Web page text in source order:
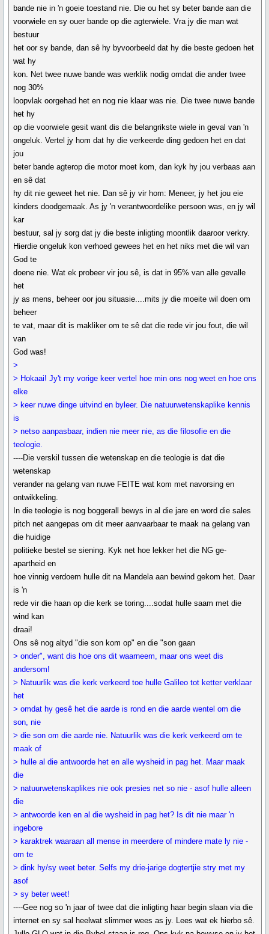
bande nie in 'n goeie toestand nie. Die ou het sy beter bande aan die
voorwiele en sy ouer bande op die agterwiele. Vra jy die man wat
bestuur
het oor sy bande, dan sê hy byvoorbeeld dat hy die beste gedoen het
wat hy
kon. Net twee nuwe bande was werklik nodig omdat die ander twee
nog 30%
loopvlak oorgehad het en nog nie klaar was nie. Die twee nuwe bande
het hy
op die voorwiele gesit want dis die belangrikste wiele in geval van 'n
ongeluk. Vertel jy hom dat hy die verkeerde ding gedoen het en dat
jou
beter bande agterop die motor moet kom, dan kyk hy jou verbaas aan
en sê dat
hy dit nie geweet het nie. Dan sê jy vir hom: Meneer, jy het jou eie
kinders doodgemaak. As jy 'n verantwoordelike persoon was, en jy wil
kar
bestuur, sal jy sorg dat jy die beste inligting moontlik daaroor verkry.
Hierdie ongeluk kon verhoed gewees het en het niks met die wil van
God te
doene nie. Wat ek probeer vir jou sê, is dat in 95% van alle gevalle
het
jy as mens, beheer oor jou situasie....mits jy die moeite wil doen om
beheer
te vat, maar dit is makliker om te sê dat die rede vir jou fout, die wil
van
God was!
>
> Hokaai! Jy't my vorige keer vertel hoe min ons nog weet en hoe ons
elke
> keer nuwe dinge uitvind en byleer. Die natuurwetenskaplike kennis
is
> netso aanpasbaar, indien nie meer nie, as die filosofie en die
teologie.
----Die verskil tussen die wetenskap en die teologie is dat die
wetenskap
verander na gelang van nuwe FEITE wat kom met navorsing en
ontwikkeling.
In die teologie is nog boggerall bewys in al die jare en word die sales
pitch net aangepas om dit meer aanvaarbaar te maak na gelang van
die huidige
politieke bestel se siening. Kyk net hoe lekker het die NG ge-
apartheid en
hoe vinnig verdoem hulle dit na Mandela aan bewind gekom het. Daar
is 'n
rede vir die haan op die kerk se toring....sodat hulle saam met die
wind kan
draai!
Ons sê nog altyd "die son kom op" en die "son gaan
> onder", want dis hoe ons dit waarneem, maar ons weet dis
andersom!
> Natuurlik was die kerk verkeerd toe hulle Galileo tot ketter verklaar
het
> omdat hy gesê het die aarde is rond en die aarde wentel om die
son, nie
> die son om die aarde nie. Natuurlik was die kerk verkeerd om te
maak of
> hulle al die antwoorde het en alle wysheid in pag het. Maar maak
die
> natuurwetenskaplikes nie ook presies net so nie - asof hulle alleen
die
> antwoorde ken en al die wysheid in pag het? Is dit nie maar 'n
ingebore
> karaktrek waaraan all mense in meerdere of mindere mate ly nie -
om te
> dink hy/sy weet beter. Selfs my drie-jarige dogtertjie stry met my
asof
> sy beter weet!
----Gee nog so 'n jaar of twee dat die inligting haar begin slaan via die
internet en sy sal heelwat slimmer wees as jy. Lees wat ek hierbo sê.